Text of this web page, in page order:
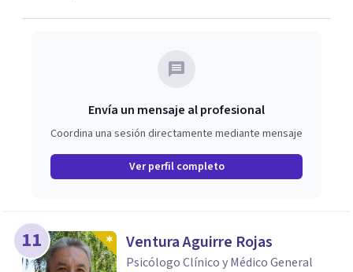
Envía un mensaje al profesional
Coordina una sesión directamente mediante mensaje
Ver perfil completo
11 Ventura Aguirre Rojas
Psicólogo Clínico y Médico General